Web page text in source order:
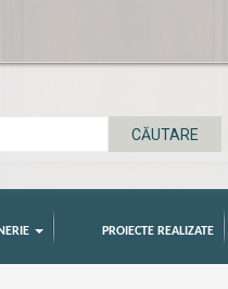
PROIECTE REALIZATE